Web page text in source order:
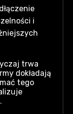
i
trwa
dokładają
tego